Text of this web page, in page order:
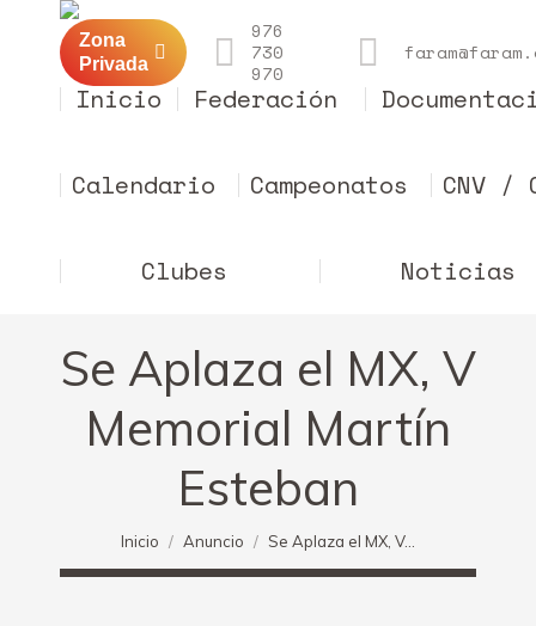
Zona
Privada
976
730
970
Inicio Federación
Calendario Campeonatos CNV /
Clubes Noticias
Se Aplaza el MX, V
Memorial Martín
Esteban
Estás aquí:
Inicio Anuncio Se Aplaza el MX, V…